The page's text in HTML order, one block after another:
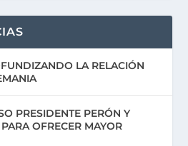
LA RELACIÓN
PRESIDENTE PERÓN Y
OFRECER MAYOR